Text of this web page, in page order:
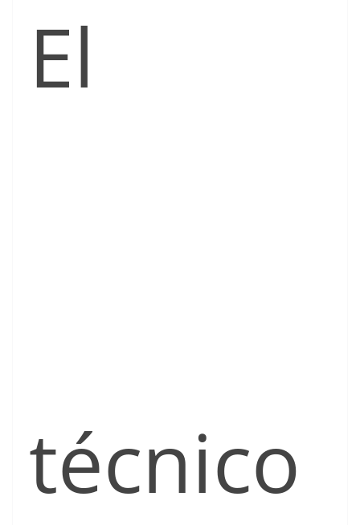
El
técnico